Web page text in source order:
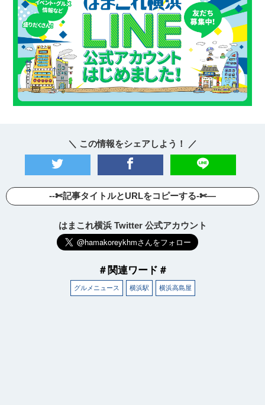
＼ この情報をシェアしよう！ ／
--✄記事タイトルとURLをコピーする-✄—
はまこれ横浜 Twitter 公式アカウント
＃関連ワード＃
グルメニュース 横浜駅 横浜高島屋